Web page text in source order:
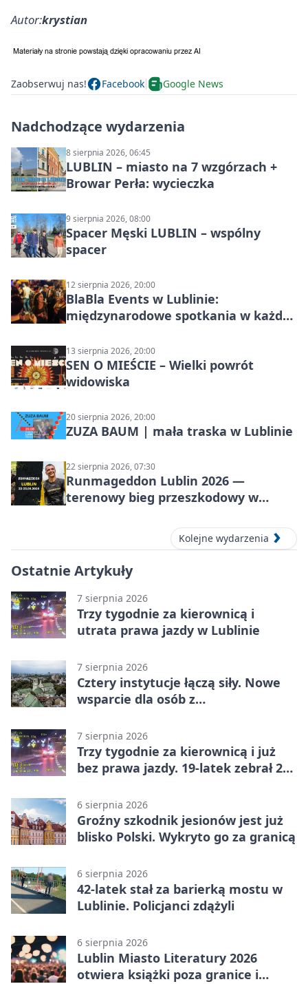
Autor:krystian
Zaobserwuj nas! Facebook Google News
Nadchodzące wydarzenia
8 sierpnia 2026, 06:45
LUBLIN – miasto na 7 wzgórzach +
Browar Perła: wycieczka
9 sierpnia 2026, 08:00
Spacer Męski LUBLIN – wspólny
spacer
12 sierpnia 2026, 20:00
BlaBla Events w Lublinie:
międzynarodowe spotkania w każdą
13 sierpnia 2026, 20:00
SEN O MIEŚCIE – Wielki powrót
widowiska
20 sierpnia 2026, 20:00
ZUZA BAUM | mała traska w Lublinie
22 sierpnia 2026, 07:30
Runmageddon Lublin 2026 —
terenowy bieg przeszkodowy w
Kolejne wydarzenia
Ostatnie Artykuły
7 sierpnia 2026
Trzy tygodnie za kierownicą i
utrata prawa jazdy w Lublinie
7 sierpnia 2026
Cztery instytucje łączą siły. Nowe
wsparcie dla osób z
7 sierpnia 2026
Trzy tygodnie za kierownicą i już
bez prawa jazdy. 19-latek zebrał 23
6 sierpnia 2026
Groźny szkodnik jesionów jest już
blisko Polski. Wykryto go za granicą
6 sierpnia 2026
42-latek stał za barierką mostu w
Lublinie. Policjanci zdążyli
6 sierpnia 2026
Lublin Miasto Literatury 2026
otwiera książki poza granice i